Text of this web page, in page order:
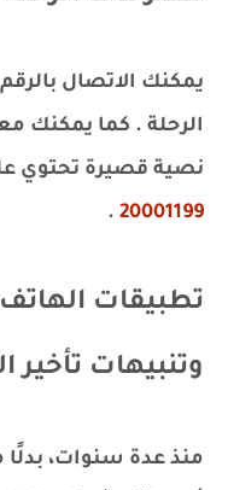
يمكنك الاتصال بالرقم
الرحلة . كما يمكنك
نصية قصيرة تحتوي
20001199
.
تطبيقات
وتنبيهات تأخير
منذ عدة سنوات، بدلًا